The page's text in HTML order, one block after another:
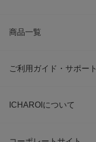
商品一覧
ご利用ガイド・サポート
ICHAROIについて